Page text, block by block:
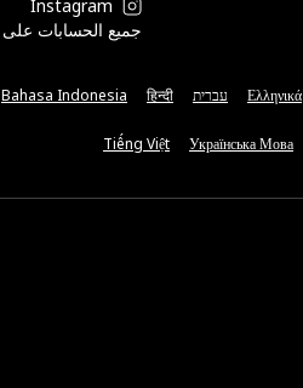
Instagram
جميع الحسابات
Ελληνικά עברית हिन्दी
Bahasa Indonesia
Українська Мова
Tiếng Việt